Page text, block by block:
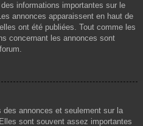
informations importantes sur le
annonces apparaissent en haut de
ont été publiées. Tout comme les
concernant les annonces sont
des annonces et seulement sur la
sont souvent assez importantes